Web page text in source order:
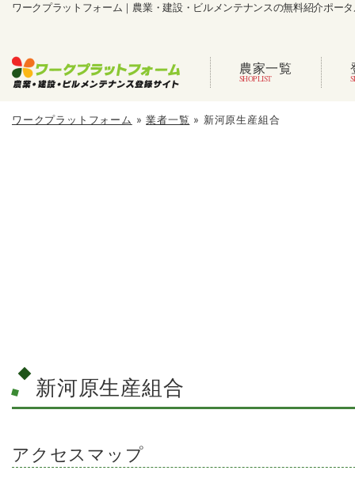
ワークプラットフォーム｜農業・建設・ビルメンテナンスの無料紹介ポー
農家一覧
ワークプラットフォーム »業者一覧 » 新河原生産組合
新河原生産組合
アクセスマップ